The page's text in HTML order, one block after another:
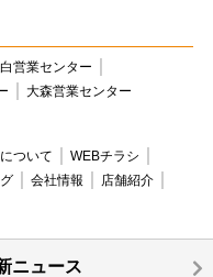
営業センター
大森営業センター
ついて
WEBチラシ
会社情報
店舗紹介
ニュース